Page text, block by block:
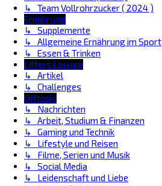
↳ Team Vollrohrzucker ( 2024 )
Ernährung
↳ Supplemente
↳ Allgemeine Ernährung im Sport
↳ Essen & Trinken
Lifters Lounge
↳ Artikel
↳ Challenges
Offtopic
↳ Nachrichten
↳ Arbeit, Studium & Finanzen
↳ Gaming und Technik
↳ Lifestyle und Reisen
↳ Filme, Serien und Musik
↳ Social Media
↳ Leidenschaft und Liebe